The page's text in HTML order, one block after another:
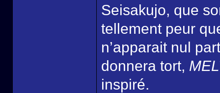
Seisakujo, que
tellement peur
n’apparait nul
donnera tort,
inspiré.